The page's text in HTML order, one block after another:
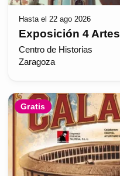
Hasta el 22 ago 2026
Exposición 4 Artes
Centro de Historias
Zaragoza
Gratis